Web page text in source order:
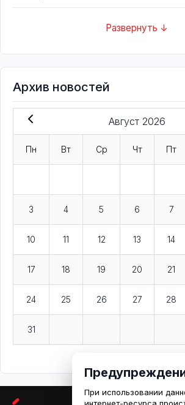
Развернуть ↓
Архив новостей
Август 2026
Пн Вт Ср Чт Пт
3 4 5 6 7
10 11 12 13 14
17 18 19 20 21
24 25 26 27 28
31
При использовании